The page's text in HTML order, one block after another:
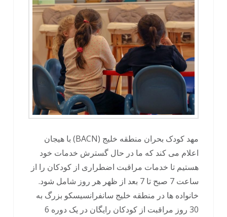
مهد کودک بحران منطقه خلیج (BACN) با هیجان
اعلام می کند که ما در حال گسترش خدمات خود
هستیم تا خدمات مراقبت اضطراری از کودکان را از
ساعت 7 صبح تا 7 بعد از ظهر هر روز شامل شود.
خانواده ها در منطقه خلیج سانفرانسیسکو بزرگ به
30 روز مراقبت از کودکان رایگان در یک دوره 6